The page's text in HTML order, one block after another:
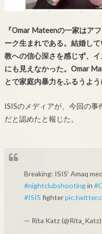
『Omar Mateenの一家はア
ーク生まれである。結婚し
教への信心深さを感じず、
にも見えなかった。Omar
とで家庭内暴力をふるうよう
ISISのメディアが、今回の
だと認めたと報じた。
Breaking: ISIS’ Amaq
#nightclubshootingin
#ISIS fighter
— Rita Katz